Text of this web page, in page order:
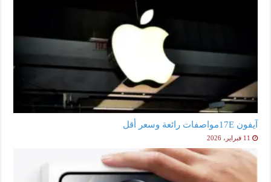
آيفون 17Eمواصفات رائعة وسعر أقل
11 فبراير، 2026